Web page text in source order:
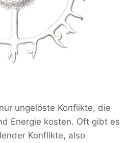
ungelöste Konflikte, die
Energie kosten. Oft gibt es
Konflikte, also